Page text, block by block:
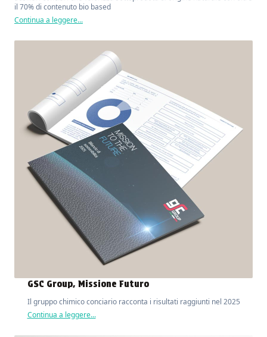
il 70% di contenuto bio based
Continua a leggere...
GSC Group, Missione Futuro
Il gruppo chimico conciario racconta i risultati raggiunti nel 2025
Continua a leggere...